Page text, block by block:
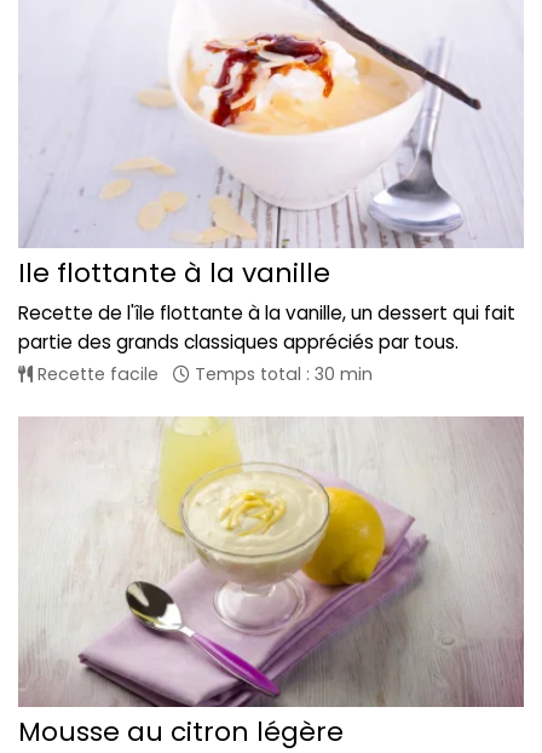
Ile flottante à la vanille
Recette de l'île flottante à la vanille, un dessert qui fait
partie des grands classiques appréciés par tous.
Recette facile Temps total : 30 min
Mousse au citron légère